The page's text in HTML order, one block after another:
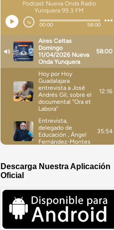
Descarga Nuestra Aplicación
Oficial